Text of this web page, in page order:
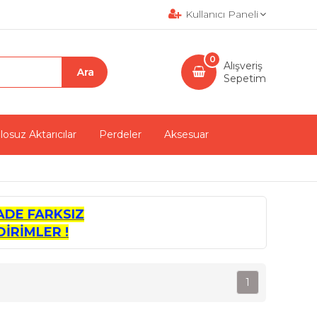
Kullanıcı Paneli
Alışveriş
Sepetim
0
Aktarıcılar Perdeler Aksesuar
FARKSIZ
!
1